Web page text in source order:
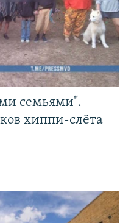
семьями".
хиппи-слёта